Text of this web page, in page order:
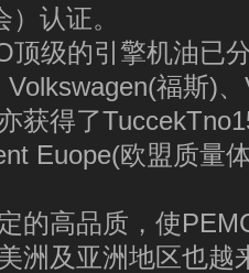
认证。
顶级的引擎机油已
福斯)
获得了
Euope(欧盟质量
的高品质，使
洲及亚洲地区也越